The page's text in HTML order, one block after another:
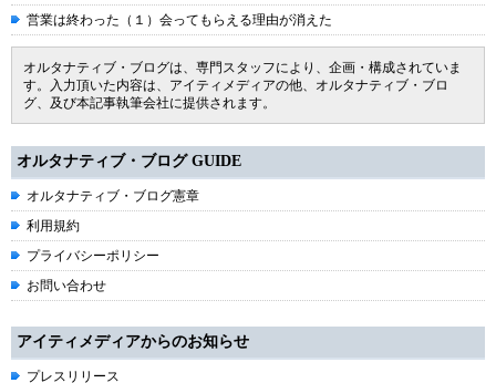
営業は終わった（１）会ってもらえる理由が消えた
オルタナティブ・ブログは、専門スタッフにより、企画・構成されていま
す。入力頂いた内容は、アイティメディアの他、オルタナティブ・ブロ
グ、及び本記事執筆会社に提供されます。
オルタナティブ・ブログ GUIDE
オルタナティブ・ブログ憲章
利用規約
プライバシーポリシー
お問い合わせ
アイティメディアからのお知らせ
プレスリリース